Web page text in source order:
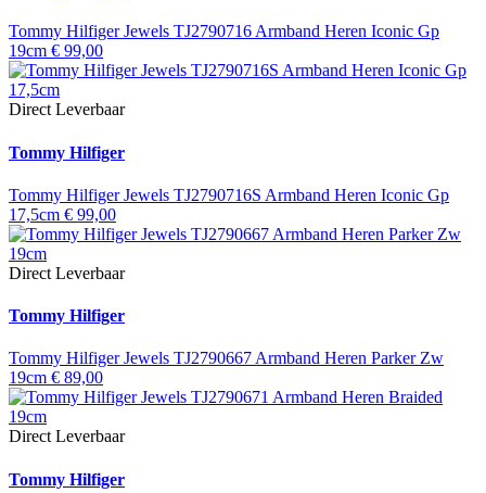
Tommy Hilfiger Jewels TJ2790716 Armband Heren Iconic Gp
19cm € 99,00
Direct Leverbaar
Tommy Hilfiger
Tommy Hilfiger Jewels TJ2790716S Armband Heren Iconic Gp
17,5cm € 99,00
Direct Leverbaar
Tommy Hilfiger
Tommy Hilfiger Jewels TJ2790667 Armband Heren Parker Zw
19cm € 89,00
Direct Leverbaar
Tommy Hilfiger